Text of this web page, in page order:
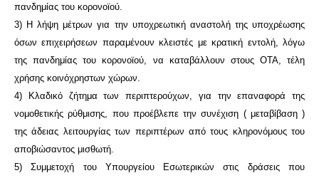
πανδημίας του κορονοϊού.
3) Η λήψη μέτρων για την υποχρεωτική αναστολή της υποχρέωσης
όσων επιχειρήσεων παραμένουν κλειστές με κρατική εντολή, λόγω
της πανδημίας του κορονοϊού, να καταβάλλουν στους ΟΤΑ, τέλη
χρήσης κοινόχρηστων χώρων.
4) Κλαδικό ζήτημα των περιπτερούχων, για την επαναφορά της
νομοθετικής ρύθμισης, που προέβλεπε την συνέχιση ( μεταβίβαση )
της άδειας λειτουργίας των περιπτέρων από τους κληρονόμους του
αποβιώσαντος μισθωτή.
5) Συμμετοχή του Υπουργείου Εσωτερικών στις δράσεις που